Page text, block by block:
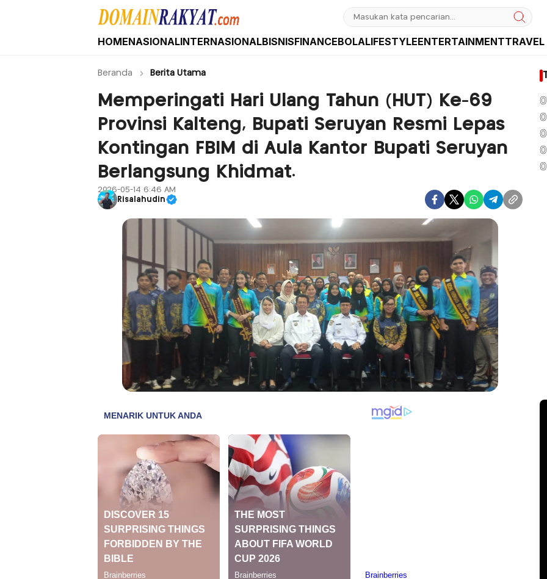
Domain Rakyat
Berita Hari Ini Terkini dan Terbaru Indonesia dan Internasional
HOMENASIONALINTERNASIONALBISNISFINANCEBOLALIFESTYLEENTERTAINMENTTRAVEL
Beranda Berita Utama
Memperingati Hari Ulang Tahun (HUT) Ke-69
Provinsi Kalteng, Bupati Seruyan Resmi Lepas
Kontingan FBIM di Aula Kantor Bupati Seruyan
Berlangsung Khidmat.
2026-05-14 6:46 AM
Risalahudin